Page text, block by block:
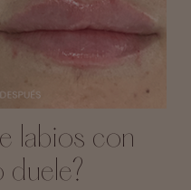
labios con